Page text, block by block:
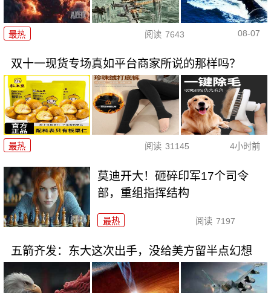
最热 阅读 7643 08-07
双十一现货专场真如平台商家所说的那样吗？
最热 阅读 31145 4小时前
莫迪开大！砸碎印军17个司令
部，重组指挥结构
最热 阅读 7197
五箭齐发：东大这次出手，没给美方留半点幻想